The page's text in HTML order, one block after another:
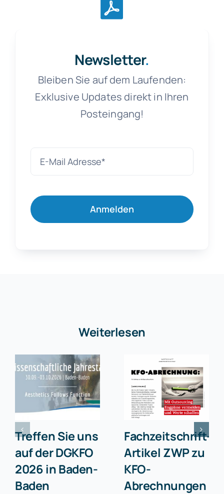
Newsletter.
Bleiben Sie auf dem Laufenden:
Exklusive Updates direkt in Ihren
Posteingang!
Anmelden
Weiterlesen
Treffen Sie uns
auf der DGKFO
2026 in Baden-
Baden
Fachzeitschrift-
Artikel ZWP zu
KFO-
Abrechnungen